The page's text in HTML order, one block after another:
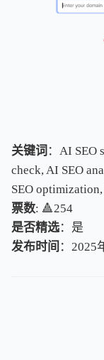
关键词 ：AI SEO
check, AI SEO
SEO
票数: 🔺254
是否精选：是
发布时间 ：2025